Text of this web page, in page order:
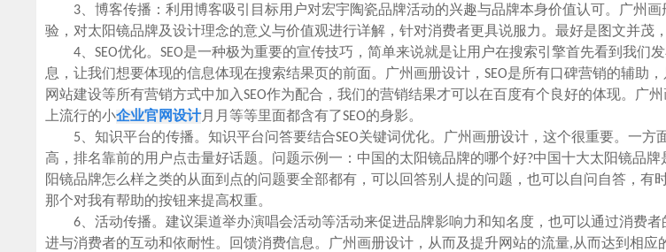
3、博客传播：利用博客吸引目标用户对宏宇陶瓷品牌活动的兴趣与品牌本身价值认可。广州画
验，对太阳镜品牌及设计理念的意义与价值观进行详解，针对消费者更具说服力。最好是图文并茂
4、SEO优化。SEO是一种极为重要的宣传技巧，简单来说就是让用户在搜索引擎首先看到我们
息，让我们想要体现的信息体现在搜索结果页的前面。广州画册设计，SEO是所有口碑营销的辅助
网站建设等所有营销方式中加入SEO作为配合，我们的营销结果才可以在百度有个良好的体现。广
上流行的小企业官网设计月月等等里面都含有了SEO的身影。
5、知识平台的传播。知识平台问答要结合SEO关键词优化。广州画册设计，这个很重要。一方
高，排名靠前的用户点击量好话题。问题示例一：中国的太阳镜品牌的哪个好?中国十大太阳镜品牌
阳镜品牌怎么样之类的从面到点的问题要全部都有，可以回答别人提的问题，也可以自问自答，有
那个对我有帮助的按钮来提高权重。
6、活动传播。建议渠道举办演唱会活动等活动来促进品牌影响力和知名度，也可以通过消费者
进与消费者的互动和依耐性。回馈消费信息。广州画册设计，从而及提升网站的流量,从而达到相应